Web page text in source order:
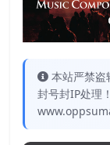
本站严禁盗
封号封IP处理